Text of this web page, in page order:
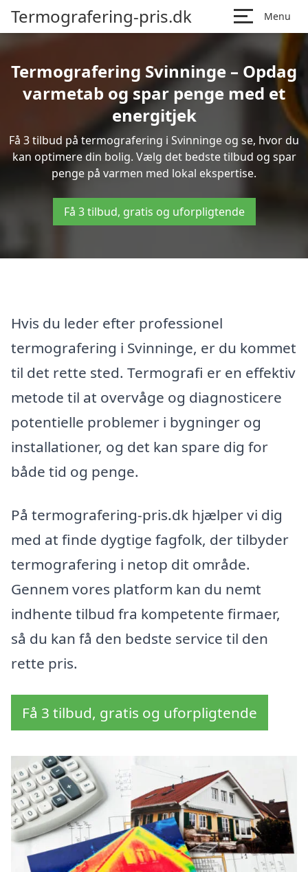
Termografering-pris.dk Menu
Termografering Svinninge – Opdag
varmetab og spar penge med et
energitjek
Få 3 tilbud på termografering i Svinninge og se, hvor du
kan optimere din bolig. Vælg det bedste tilbud og spar
penge på varmen med lokal ekspertise.
Få 3 tilbud, gratis og uforpligtende
Hvis du leder efter professionel
termografering i Svinninge, er du kommet
til det rette sted. Termografi er en effektiv
metode til at overvåge og diagnosticere
potentielle problemer i bygninger og
installationer, og det kan spare dig for
både tid og penge.
På termografering-pris.dk hjælper vi dig
med at finde dygtige fagfolk, der tilbyder
termografering i netop dit område.
Gennem vores platform kan du nemt
indhente tilbud fra kompetente firmaer,
så du kan få den bedste service til den
rette pris.
Få 3 tilbud, gratis og uforpligtende